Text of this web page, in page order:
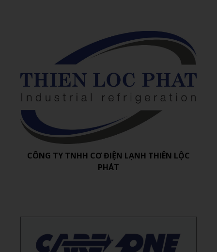
CÔNG TY TNHH CƠ ĐIỆN LẠNH THIÊN LỘC
PHÁT